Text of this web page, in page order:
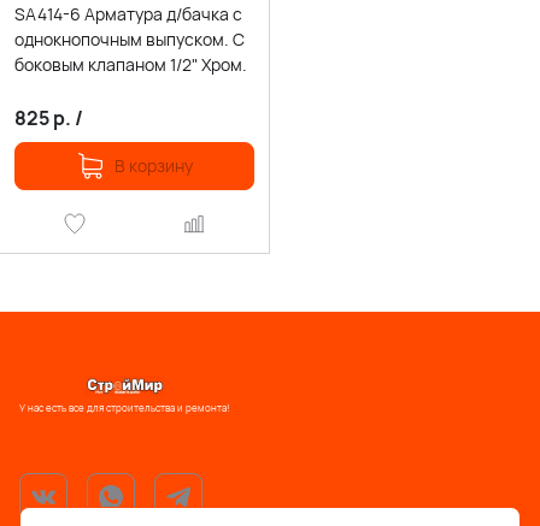
SA414-6 Арматура д/бачка с
однокнопочным выпуском. С
боковым клапаном 1/2" Хром.
825р. /
В корзину
У нас есть все для строительства и ремонта!